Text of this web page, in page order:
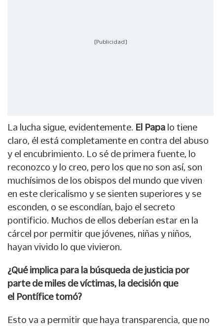
[Publicidad]
La lucha sigue, evidentemente. El Papa lo tiene
claro, él está completamente en contra del abuso
y el encubrimiento. Lo sé de primera fuente, lo
reconozco y lo creo, pero los que no son así, son
muchísimos de los obispos del mundo que viven
en este clericalismo y se sienten superiores y se
esconden, o se escondían, bajo el secreto
pontificio. Muchos de ellos deberían estar en la
cárcel por permitir que jóvenes, niñas y niños,
hayan vivido lo que vivieron.
¿Qué implica para la búsqueda de justicia por
parte de miles de víctimas, la decisión que
el Pontífice tomó?
Esto va a permitir que haya transparencia, que no